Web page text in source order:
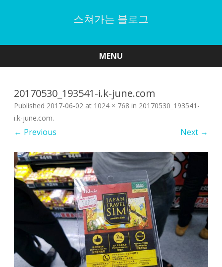
스쳐가는 블로그
MENU
20170530_193541-i.k-june.com
Published 2017-06-02 at 1024 × 768 in 20170530_193541-
i.k-june.com.
← Previous Next →